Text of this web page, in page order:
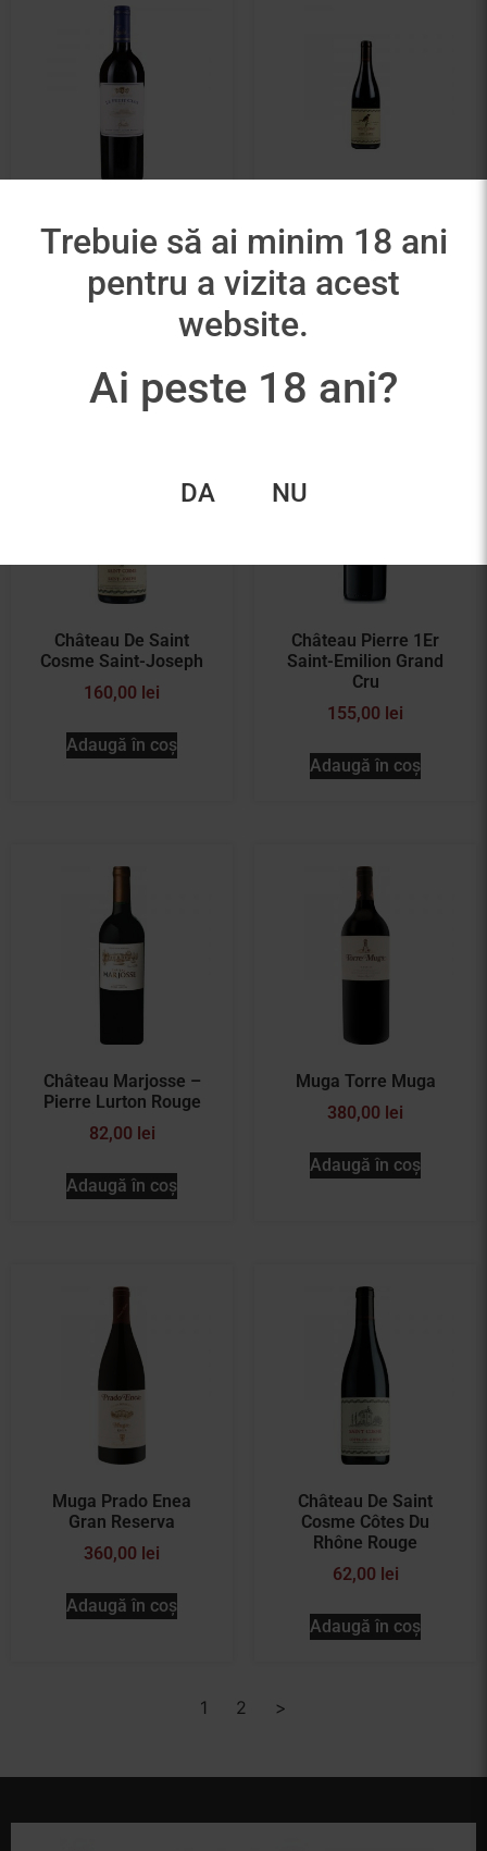
Clos
245,00lei
Cosme Côte Rôtie
275,00lei
Château De Saint
Cosme Saint-Joseph
160,00 lei
Adaugă în coș
Château Pierre 1Er
Saint-Emilion Grand
Cru
155,00 lei
Adaugă în coș
Château Marjosse –
Pierre Lurton Rouge
82,00 lei
Adaugă în coș
Muga Torre Muga
380,00 lei
Adaugă în coș
Muga Prado Enea
Gran Reserva
360,00 lei
Adaugă în coș
Château De Saint
Cosme Côtes Du
Rhône Rouge
62,00 lei
Adaugă în coș
1 2 >
Trebuie să ai minim 18 ani
pentru a vizita acest
website.
Ai peste 18 ani?
DA NU